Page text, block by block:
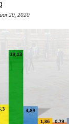
Wähler Tierschutz
/ DAL-WGD
GUT
TIERSCHUTZ hier!
20, 2020